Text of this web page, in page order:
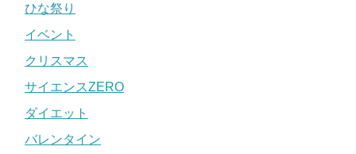
ひな祭り
イベント
クリスマス
サイエンスZERO
ダイエット
バレンタイン